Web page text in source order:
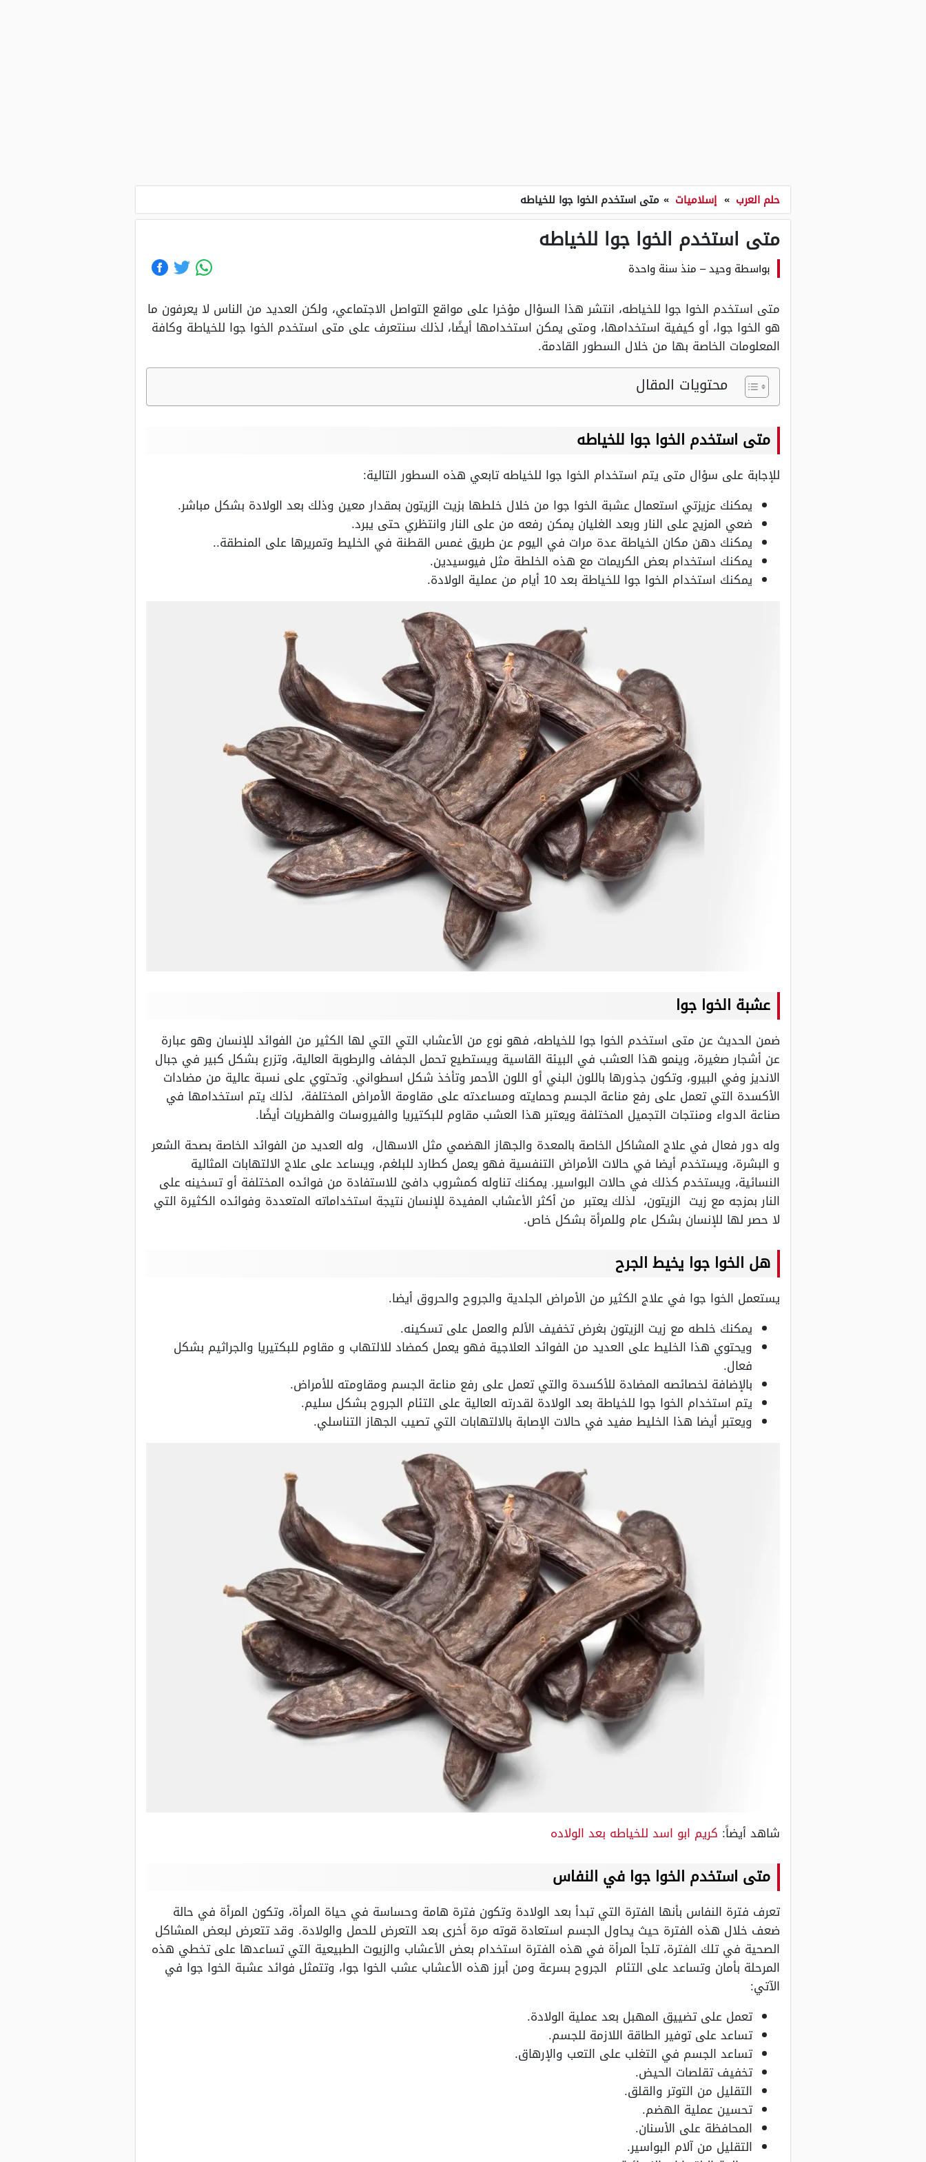
حلم العرب » إسلاميات » متى استخدم الخوا جوا للخياطه
متى استخدم الخوا جوا للخياطه
بواسطة وحيد– منذ سنة واحدة
متى استخدم الخوا جوا للخياطه، انتشر هذا السؤال مؤخرا على مواقع التواصل الاجتماعي، ولكن العديد من الناس لا يعرفون ما
هو الخوا جوا، أو كيفية استخدامها، ومتى يمكن استخدامها أيضًا، لذلك سنتعرف على متى استخدم الخوا جوا للخياطة وكافة
المعلومات الخاصة بها من خلال السطور القادمة.
محتويات المقال
متى استخدم الخوا جوا للخياطه
للإجابة على سؤال متى يتم استخدام الخوا جوا للخياطه تابعي هذه السطور التالية:
يمكنك عزيزتي استعمال عشبة الخوا جوا من خلال خلطها بزيت الزيتون بمقدار معين وذلك بعد الولادة بشكل مباشر.
ضعي المزيج على النار وبعد الغليان يمكن رفعه من على النار وانتظري حتى يبرد.
يمكنك دهن مكان الخياطة عدة مرات في اليوم عن طريق غمس القطنة في الخليط وتمريرها على المنطقة..
يمكنك استخدام بعض الكريمات مع هذه الخلطة مثل فيوسيدين.
يمكنك استخدام الخوا جوا للخياطة بعد 10 أيام من عملية الولادة.
عشبة الخوا جوا
ضمن الحديث عن متى استخدم الخوا جوا للخياطه، فهو نوع من الأعشاب التي التي لها الكثير من الفوائد للإنسان وهو عبارة
عن أشجار صغيرة، وينمو هذا العشب في البيئة القاسية ويستطيع تحمل الجفاف والرطوبة العالية، وتزرع بشكل كبير في جبال
الانديز وفي البيرو، وتكون جذورها باللون البني أو اللون الأحمر وتأخذ شكل اسطواني. وتحتوي على نسبة عالية من مضادات
الأكسدة التي تعمل على رفع مناعة الجسم وحمايته ومساعدته على مقاومة الأمراض المختلفة، لذلك يتم استخدامها في
صناعة الدواء ومنتجات التجميل المختلفة ويعتبر هذا العشب مقاوم للبكتيريا والفيروسات والفطريات أيضًا.
وله دور فعال في علاج المشاكل الخاصة بالمعدة والجهاز الهضمي مثل الاسهال، وله العديد من الفوائد الخاصة بصحة الشعر
و البشرة، ويستخدم أيضا في حالات الأمراض التنفسية فهو يعمل كطارد للبلغم، ويساعد على علاج الالتهابات المثالية
النسائية، ويستخدم كذلك في حالات البواسير. يمكنك تناوله كمشروب دافئ للاستفادة من فوائده المختلفة أو تسخينه على
النار بمزجه مع زيت الزيتون، لذلك يعتبر من أكثر الأعشاب المفيدة للإنسان نتيجة استخداماته المتعددة وفوائده الكثيرة التي
لا حصر لها للإنسان بشكل عام وللمرأة بشكل خاص.
هل الخوا جوا يخيط الجرح
يستعمل الخوا جوا في علاج الكثير من الأمراض الجلدية والجروح والحروق أيضا.
يمكنك خلطه مع زيت الزيتون بغرض تخفيف الألم والعمل على تسكينه.
ويحتوي هذا الخليط على العديد من الفوائد العلاجية فهو يعمل كمضاد للالتهاب و مقاوم للبكتيريا والجراثيم بشكل
فعال.
بالإضافة لخصائصه المضادة للأكسدة والتي تعمل على رفع مناعة الجسم ومقاومته للأمراض.
يتم استخدام الخوا جوا للخياطة بعد الولادة لقدرته العالية على التئام الجروح بشكل سليم.
ويعتبر أيضا هذا الخليط مفيد في حالات الإصابة بالالتهابات التي تصيب الجهاز التناسلي.
شاهد أيضاً: كريم ابو اسد للخياطه بعد الولاده
متى استخدم الخوا جوا في النفاس
تعرف فترة النفاس بأنها الفترة التي تبدأ بعد الولادة وتكون فترة هامة وحساسة في حياة المرأة، وتكون المرأة في حالة
ضعف خلال هذه الفترة حيث يحاول الجسم استعادة قوته مرة أخرى بعد التعرض للحمل والولادة. وقد تتعرض لبعض المشاكل
الصحية في تلك الفترة، تلجأ المرأة في هذه الفترة استخدام بعض الأعشاب والزيوت الطبيعية التي تساعدها على تخطي هذه
المرحلة بأمان وتساعد على التئام الجروح بسرعة ومن أبرز هذه الأعشاب عشب الخوا جوا، وتتمثل فوائد عشبة الخوا جوا في
الآتي:
تعمل على تضييق المهبل بعد عملية الولادة.
تساعد على توفير الطاقة اللازمة للجسم.
تساعد الجسم في التغلب على التعب والإرهاق.
تخفيف تقلصات الحيض.
التقليل من التوتر والقلق.
تحسين عملية الهضم.
المحافظة على الأسنان.
التقليل من آلام البواسير.